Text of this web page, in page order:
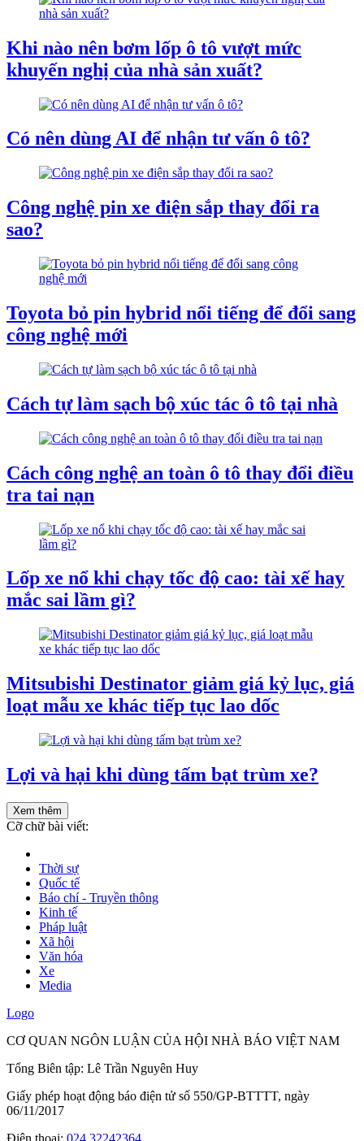
Khi nào nên bơm lốp ô tô vượt mức
khuyến nghị của nhà sản xuất?
Có nên dùng AI để nhận tư vấn ô tô?
Công nghệ pin xe điện sắp thay đổi ra
sao?
Toyota bỏ pin hybrid nổi tiếng để đổi sang
công nghệ mới
Cách tự làm sạch bộ xúc tác ô tô tại nhà
Cách công nghệ an toàn ô tô thay đổi điều
tra tai nạn
Lốp xe nổ khi chạy tốc độ cao: tài xế hay
mắc sai lầm gì?
Mitsubishi Destinator giảm giá kỷ lục, giá
loạt mẫu xe khác tiếp tục lao dốc
Lợi và hại khi dùng tấm bạt trùm xe?
Xem thêm
Cỡ chữ bài viết:
Thời sự
Quốc tế
Báo chí - Truyền thông
Kinh tế
Pháp luật
Xã hội
Văn hóa
Xe
Media
Logo
CƠ QUAN NGÔN LUẬN CỦA HỘI NHÀ BÁO VIỆT NAM
Tổng Biên tập: Lê Trần Nguyên Huy
Giấy phép hoạt động báo điện tử số 550/GP-BTTTT, ngày
06/11/2017
Điện thoại: 024.32242364